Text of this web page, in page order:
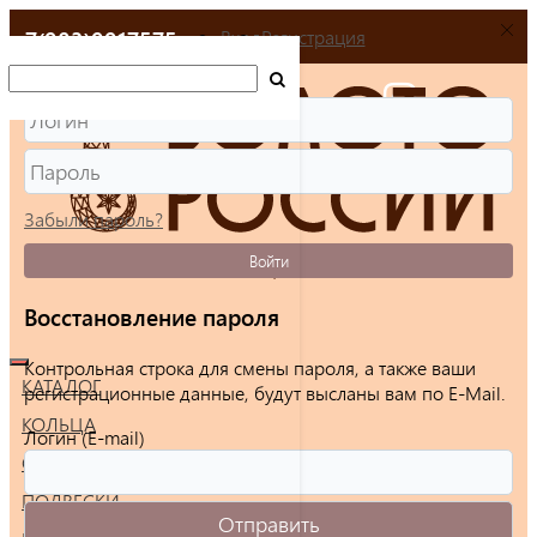
+7(903)9917575
КАТАЛОГ
КОЛЬЦА
СЕРЬГИ
ПОДВЕСКИ
ВходРегистрация
Забыли пароль?
Войти
Восстановление пароля
Контрольная строка для смены пароля, а также ваши
регистрационные данные, будут высланы вам по E-Mail.
Логин (E-mail)